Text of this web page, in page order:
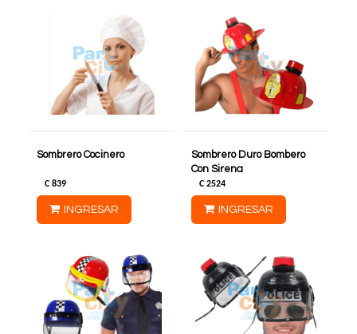
Sombrero Cocinero
C 839
INGRESAR
Sombrero Duro Bombero
Con Sirena
C 2524
INGRESAR